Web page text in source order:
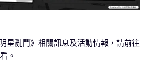
星亂鬥》相關訊息及活動情報，請前往
。